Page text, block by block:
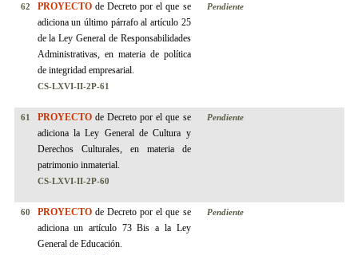
62 PROYECTOde Decreto por el que se
adiciona un último párrafo al artículo 25
de la Ley General de Responsabilidades
Administrativas, en materia de política
de integridad empresarial.
CS-LXVI-II-2P-61
Pendiente
61 PROYECTOde Decreto por el que se
adiciona la Ley General de Cultura y
Derechos Culturales, en materia de
patrimonio inmaterial.
CS-LXVI-II-2P-60
Pendiente
60 PROYECTOde Decreto por el que se
adiciona un artículo 73 Bis a la Ley
General de Educación.
Pendiente